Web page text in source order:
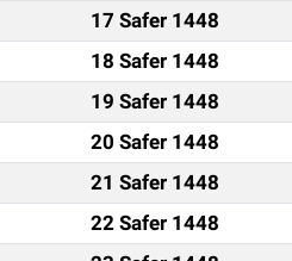
17 Safer 1448
18 Safer 1448
19 Safer 1448
20 Safer 1448
21 Safer 1448
22 Safer 1448